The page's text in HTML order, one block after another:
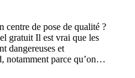
centre de pose de qualité ?
gratuit Il est vrai que les
dangereuses et
notamment parce qu’on…